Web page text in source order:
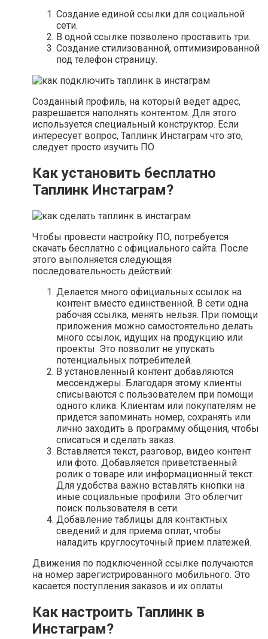
Создание единой ссылки для социальной
сети.
В одной ссылке позволено проставить три.
Создание стилизованной, оптимизированной
под телефон страницу.
Созданный профиль, на который ведет адрес,
разрешается наполнять контентом. Для этого
используется специальный конструктор. Если
интересует вопрос, Таплинк Инстаграм что это,
следует просто изучить ПО.
Как установить бесплатно
Таплинк Инстаграм?
Чтобы провести настройку ПО, потребуется
скачать бесплатно с официального сайта. После
этого выполняется следующая
последовательность действий:
Делается много официальных ссылок на
контент вместо единственной. В сети одна
рабочая ссылка, менять нельзя. При помощи
приложения можно самостоятельно делать
много ссылок, идущих на продукцию или
проекты. Это позволит не упускать
потенциальных потребителей.
В установленный контент добавляются
мессенджеры. Благодаря этому клиенты
списываются с пользователем при помощи
одного клика. Клиентам или покупателям не
придется запоминать номер, сохранять или
лично заходить в программу общения, чтобы
списаться и сделать заказ.
Вставляется текст, разговор, видео контент
или фото. Добавляется приветственный
ролик о товаре или информационный текст.
Для удобства важно вставлять кнопки на
иные социальные профили. Это облегчит
поиск пользователя в сети.
Добавление таблицы для контактных
сведений и для приема оплат, чтобы
наладить круглосуточный прием платежей.
Движения по подключенной ссылке получаются
на номер зарегистрированного мобильного. Это
касается поступления заказов и их оплаты.
Как настроить Таплинк в
Инстаграм?